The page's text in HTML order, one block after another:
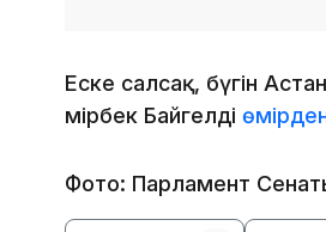
Еске салсақ, бүгін
Өмірбек Байгелді
Фото: Парламент